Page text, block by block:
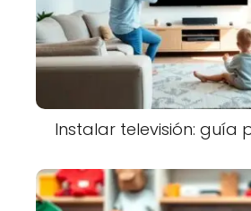
Instalar televisión: guía